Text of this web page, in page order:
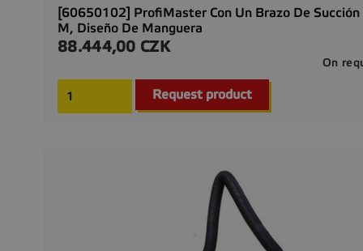
[60650102] ProfiMaster Con Un Brazo De Succión
M, Diseño De Manguera
Precio
88.444,00 CZK
On
Request product